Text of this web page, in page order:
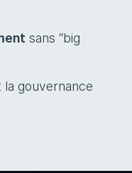
sans “big
la gouvernance